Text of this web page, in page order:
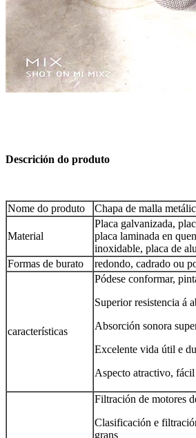
Descrición do produto
Nome do produto Chapa de malla
Material
Placa galvanizada,
placa laminada en
inoxidable, placa de
Formas de burato
redondo, cadrado ou
características
Pódese conformar,
Superior resistencia á
Absorción sonora
Excelente vida útil e
Aspecto atractivo,
Filtración de motores
Clasificación e
grans